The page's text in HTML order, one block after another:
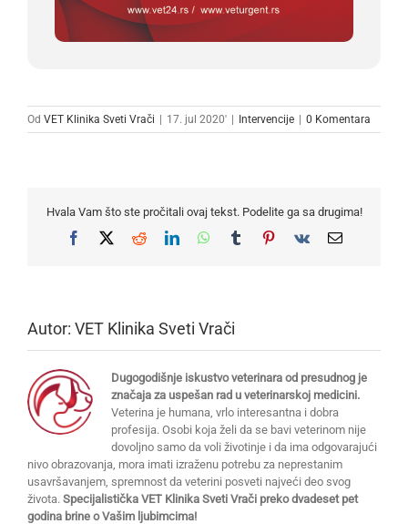
Od VET Klinika Sveti Vrači | 17. jul 2020' | Intervencije | 0 Komentara
Hvala Vam što ste pročitali ovaj tekst. Podelite ga sa drugima!
Facebook
X RedditLinkedInWhatsApp
TumblrPinterest
Vk Email
Autor: VET Klinika Sveti Vrači
Dugogodišnje iskustvo veterinara od presudnog je
značaja za uspešan rad u veterinarskoj medicini.
Veterina je humana, vrlo interesantna i dobra
profesija. Osobi koja želi da se bavi veterinom nije
dovoljno samo da voli životinje i da ima odgovarajući
nivo obrazovanja, mora imati izraženu potrebu za neprestanim
usavršavanjem, spremnost da veterini posveti najveći deo svog
života. Specijalistička VET Klinika Sveti Vrači preko dvadeset pet
godina brine o Vašim ljubimcima!